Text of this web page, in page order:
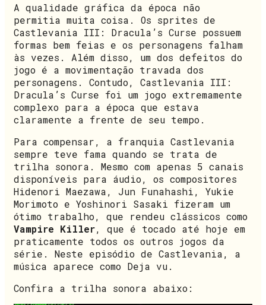
A qualidade gráfica da época não
permitia muita coisa. Os sprites de
Castlevania III: Dracula’s Curse possuem
formas bem feias e os personagens falham
às vezes. Além disso, um dos defeitos do
jogo é a movimentação travada dos
personagens. Contudo, Castlevania III:
Dracula’s Curse foi um jogo extremamente
complexo para a época que estava
claramente a frente de seu tempo.
Para compensar, a franquia Castlevania
sempre teve fama quando se trata de
trilha sonora. Mesmo com apenas 5 canais
disponíveis para áudio, os compositores
Hidenori Maezawa, Jun Funahashi, Yukie
Morimoto e Yoshinori Sasaki fizeram um
ótimo trabalho, que rendeu clássicos como
Vampire Killer, que é tocado até hoje em
praticamente todos os outros jogos da
série. Neste episódio de Castlevania, a
música aparece como Deja vu.
Confira a trilha sonora abaixo: